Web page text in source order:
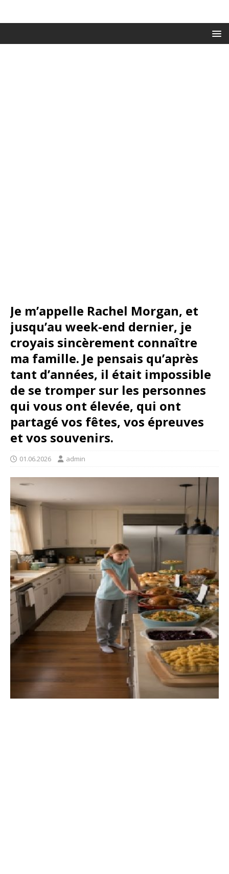
Je m’appelle Rachel Morgan, et
jusqu’au week-end dernier, je
croyais sincèrement connaître
ma famille. Je pensais qu’après
tant d’années, il était impossible
de se tromper sur les personnes
qui vous ont élevée, qui ont
partagé vos fêtes, vos épreuves
et vos souvenirs.
01.06.2026 admin